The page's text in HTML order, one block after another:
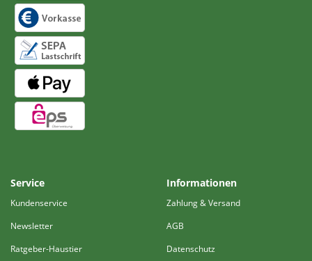
Service
Kundenservice
Newsletter
Ratgeber-Haustier
Informationen
Zahlung & Versand
AGB
Datenschutz